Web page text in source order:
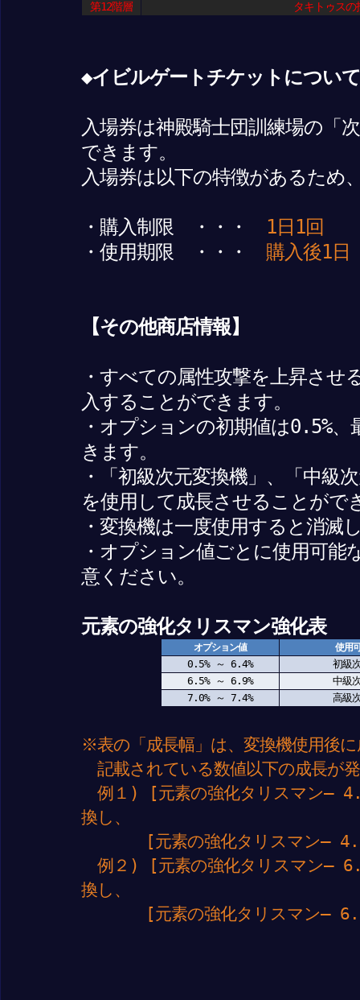
第12階層 タキトゥスの
◆イビルゲートチケットについて
入場券は神殿騎士団訓練場の「
できます。
入場券は以下の特徴があるため
・購入制限 ・・・ 1日1回
・使用期限 ・・・ 購入後1日
【その他商店情報】
・すべての属性攻撃を上昇さ
入することができます。
・オプションの初期値は0.5%
きます。
・「初級次元変換機」、「中級
を使用して成長させることがで
・変換機は一度使用すると消滅
・オプション値ごとに使用可
意ください。
元素の強化タリスマン強化表
オプション値 使用
0.5% ～ 6.4%
初級
6.5% ～ 6.9%
中級
7.0% ～ 7.4%
高級
※表の「成長幅」は、変換機使用後
記載されている数値以下の成長が
例１) [元素の強化タリスマン–
換し、
[元素の強化タリスマン–
例２) [元素の強化タリスマン–
換し、
[元素の強化タリスマン–